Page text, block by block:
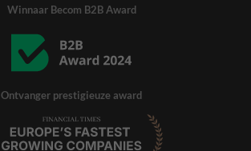
Winnaar Becom B2B Award
Ontvanger prestigieuze award